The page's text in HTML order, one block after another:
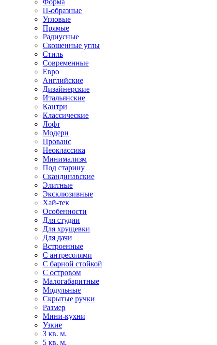
Форма
П-образные
Угловые
Прямые
Радиусные
Скошенные углы
Стиль
Современные
Евро
Английские
Дизайнерские
Итальянские
Кантри
Классические
Лофт
Модерн
Прованс
Неоклассика
Минимализм
Под старину
Скандинавские
Элитные
Эксклюзивные
Хай-тек
Особенности
Для студии
Для хрущевки
Для дачи
Встроенные
С антресолями
С барной стойкой
С островом
Малогабаритные
Модульные
Скрытые ручки
Размер
Мини-кухни
Узкие
3 кв. м.
5 кв. м.